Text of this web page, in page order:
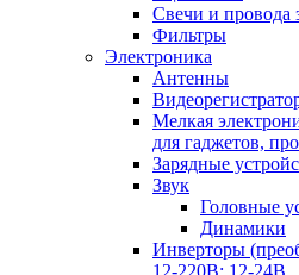
Свечи и провода
Фильтры
Электроника
Антенны
Мелкая
для гаджетов,
Зарядные
Звук
Головные
Динамики
Инверторы
12-220В; 12-24В.